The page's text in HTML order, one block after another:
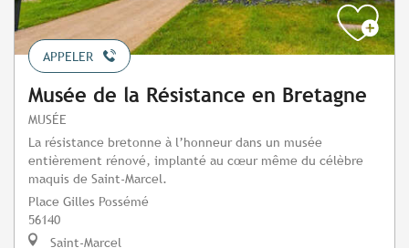
APPELER
Musée de la Résistance en Bretagne
MUSÉE
La résistance bretonne à l’honneur dans un musée
entièrement rénové, implanté au cœur même du célèbre
maquis de Saint-Marcel.
Place Gilles Possémé
56140
Saint-Marcel